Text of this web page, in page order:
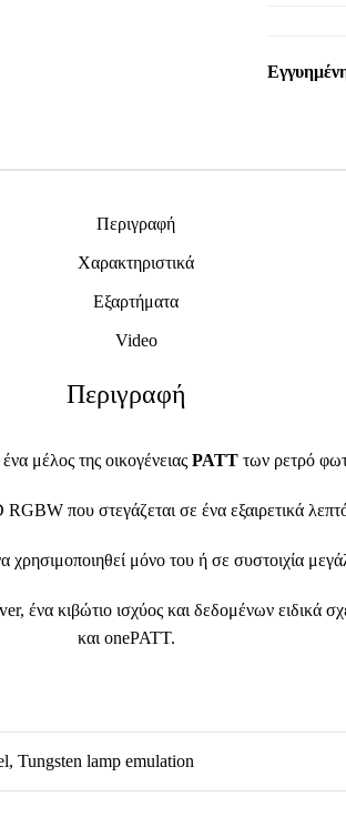
Περιγραφή
Χαρακτηριστικά
Εξαρτήματα
Video
Περιγραφή
μέλος της οικογένειας PATT των ρετρό
που στεγάζεται σε ένα εξαιρετικά
χρησιμοποιηθεί μόνο του ή σε συστοιχία
κιβώτιο ισχύος και δεδομένων ειδικά
και onePATT.
Tungsten lamp emulation